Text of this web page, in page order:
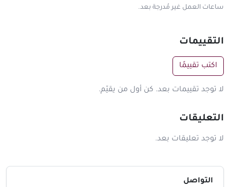
ساعات العمل غير مُدرجة بعد.
التقييمات
اكتب تقييمًا
لا توجد تقييمات بعد. كن أول من يقيّم.
التعليقات
لا توجد تعليقات بعد.
التواصل